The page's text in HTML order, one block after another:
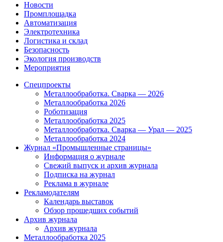
Новости
Промплощадка
Автоматизация
Электротехника
Логистика и склад
Безопасность
Экология производств
Мероприятия
Спецпроекты
Металлообработка. Сварка — 2026
Металлообработка 2026
Роботизация
Металлообработка 2025
Металлообработка. Сварка — Урал — 2025
Металлообработка 2024
Журнал «Промышленные страницы»
Информация о журнале
Свежий выпуск и архив журнала
Подписка на журнал
Реклама в журнале
Рекламодателям
Календарь выставок
Обзор прошедших событий
Архив журнала
Архив журнала
Металлообработка 2025